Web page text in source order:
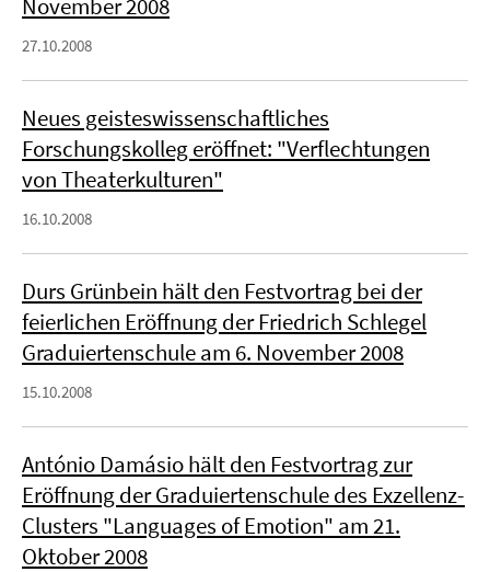
November 2008
27.10.2008
Neues geisteswissenschaftliches
Forschungskolleg eröffnet: "Verflechtungen
von Theaterkulturen"
16.10.2008
Durs Grünbein hält den Festvortrag bei der
feierlichen Eröffnung der Friedrich Schlegel
Graduiertenschule am 6. November 2008
15.10.2008
António Damásio hält den Festvortrag zur
Eröffnung der Graduiertenschule des Exzellenz-
Clusters "Languages of Emotion" am 21.
Oktober 2008